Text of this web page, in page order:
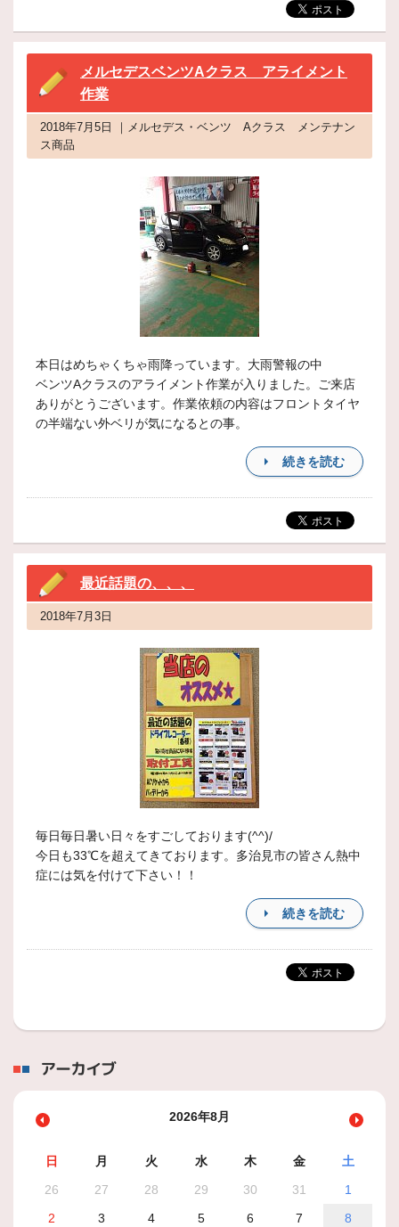
メルセデスベンツAクラス アライメント
作業
2018年7月5日 ｜メルセデス・ベンツ Aクラス メンテナン
ス商品
本日はめちゃくちゃ雨降っています。大雨警報の中
ベンツAクラスのアライメント作業が入りました。ご来店
ありがとうございます。作業依頼の内容はフロントタイヤ
の半端ない外ベリが気になるとの事。
続きを読む
最近話題の、、、
2018年7月3日
毎日毎日暑い日々をすごしております(^^)/
今日も33℃を超えてきております。多治見市の皆さん熱中
症には気を付けて下さい！！
続きを読む
アーカイブ
2026年8月
日 月 火 水 木 金
土
26
27 28 29 30 31
1
2
3 4 5 6 7
8